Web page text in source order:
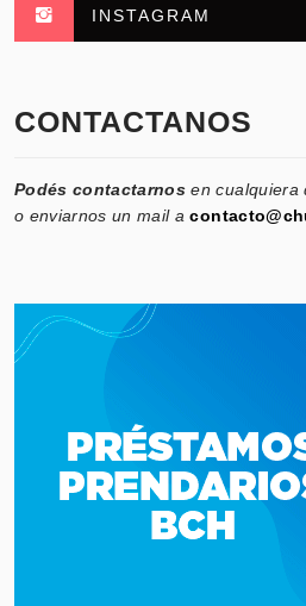
INSTAGRAM
CONTACTANOS
Podés contactarnos en cualquiera
o enviarnos un mail a